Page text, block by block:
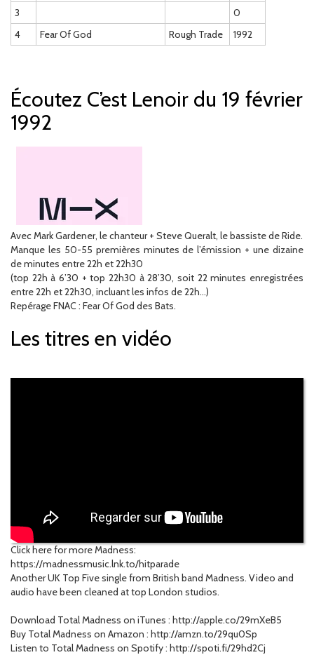
3
0
4
Fear Of God Rough Trade 1992
Écoutez C’est Lenoir du 19 février
1992
Avec Mark Gardener, le chanteur + Steve Queralt, le bassiste de Ride.
Manque les 50-55 premières minutes de l’émission + une dizaine
de minutes entre 22h et 22h30
(top 22h à 6’30 + top 22h30 à 28’30, soit 22 minutes enregistrées
entre 22h et 22h30, incluant les infos de 22h…)
Repérage FNAC : Fear Of God des Bats.
Les titres en vidéo
Click here for more Madness:
https://madnessmusic.lnk.to/hitparade
Another UK Top Five single from British band Madness. Video and
audio have been cleaned at top London studios.
Download Total Madness on iTunes : http://apple.co/29mXeB5
Buy Total Madness on Amazon : http://amzn.to/29qu0Sp
Listen to Total Madness on Spotify : http://spoti.fi/29hd2Cj